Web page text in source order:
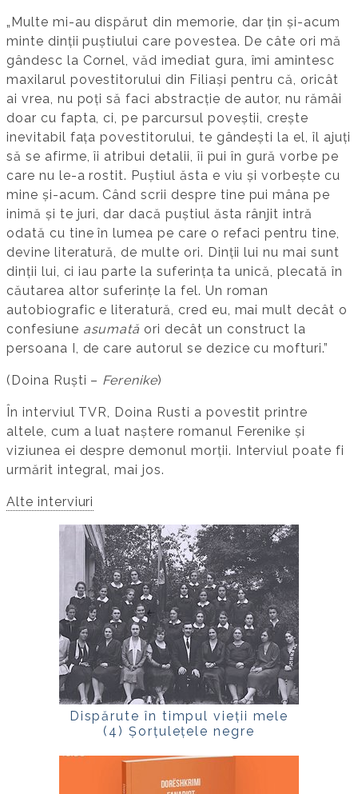
„Multe mi-au dispărut din memorie, dar țin și-acum
minte dinții puștiului care povestea. De câte ori mă
gândesc la Cornel, văd imediat gura, îmi amintesc
maxilarul povestitorului din Filiași pentru că, oricât
ai vrea, nu poți să faci abstracție de autor, nu rămâi
doar cu fapta, ci, pe parcursul poveștii, crește
inevitabil fața povestitorului, te gândești la el, îl ajuți
să se afirme, îi atribui detalii, îi pui în gură vorbe pe
care nu le-a rostit. Puștiul ăsta e viu și vorbește cu
mine și-acum. Când scrii despre tine pui mâna pe
inimă și te juri, dar dacă puștiul ăsta rânjit intră
odată cu tine în lumea pe care o refaci pentru tine,
devine literatură, de multe ori. Dinții lui nu mai sunt
dinții lui, ci iau parte la suferința ta unică, plecată în
căutarea altor suferințe la fel. Un roman
autobiografic e literatură, cred eu, mai mult decât o
confesiune asumată ori decât un construct la
persoana I, de care autorul se dezice cu mofturi.”
(Doina Ruști – Ferenike)
În interviul TVR, Doina Rusti a povestit printre
altele, cum a luat naștere romanul Ferenike și
viziunea ei despre demonul morții. Interviul poate fi
urmărit integral, mai jos.
Alte interviuri
Dispărute în timpul vieții mele
(4) Șorțulețele negre